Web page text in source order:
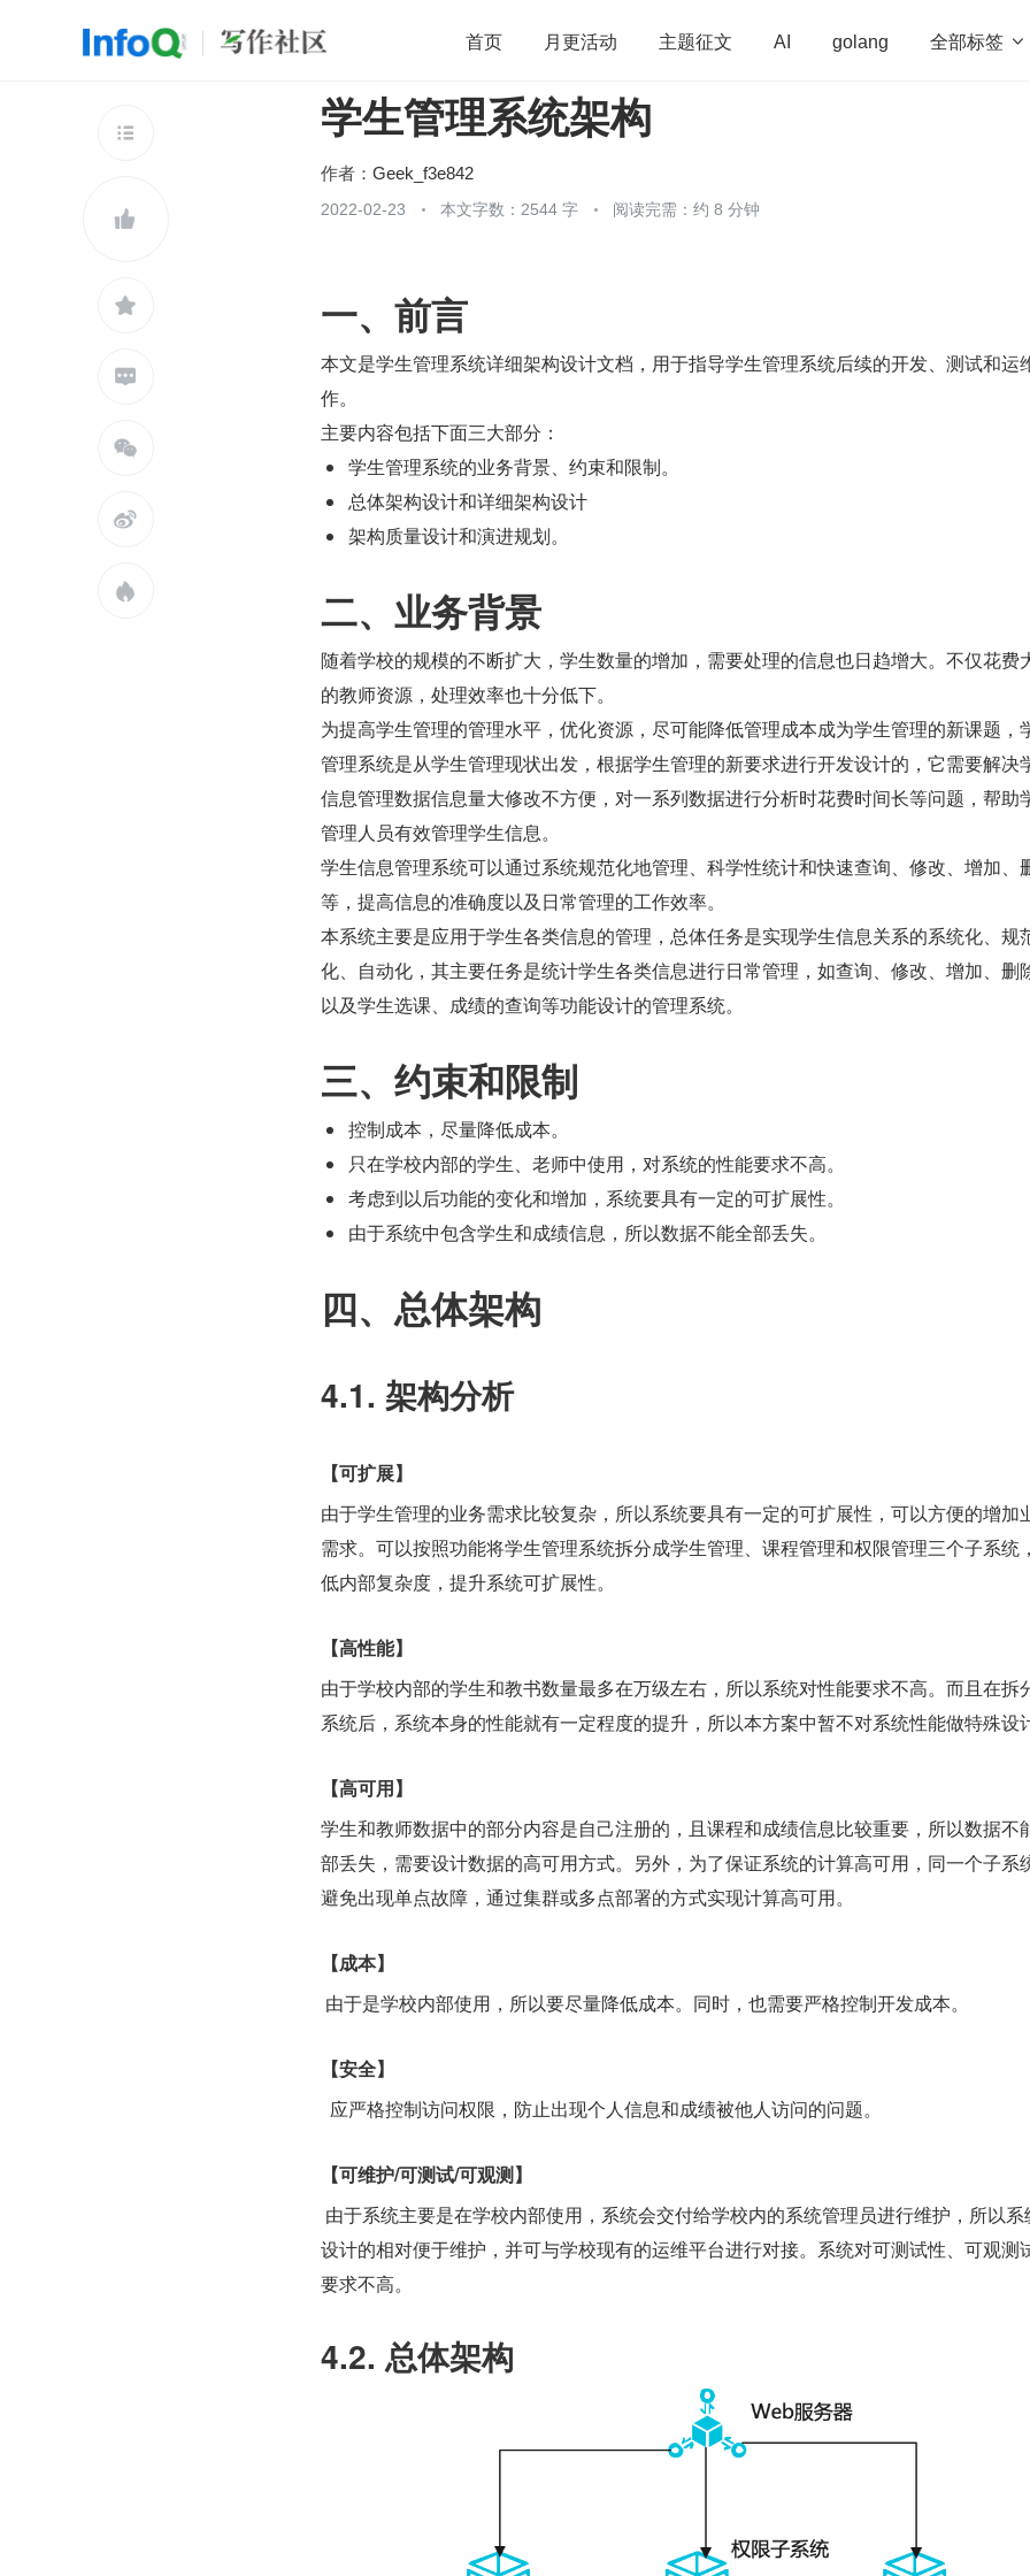
首页 月更活动 主题征文 AI golang 全部标签 
开源 架构 OpenHarmony
查看更多







学生管理系统架构
作者： Geek_f3e842
2022-02-23 本文字数：2544 字 阅读完需：约 8 分钟
一、前言
本文是学生管理系统详细架构设计文档，用于指导学生管理系统后续的开发、测试和运
作。
主要内容包括下面三大部分：
学生管理系统的业务背景、约束和限制。
总体架构设计和详细架构设计
架构质量设计和演进规划。
二、业务背景
随着学校的规模的不断扩大，学生数量的增加，需要处理的信息也日趋增大。不仅花费
的教师资源，处理效率也十分低下。
为提高学生管理的管理水平，优化资源，尽可能降低管理成本成为学生管理的新课题，
管理系统是从学生管理现状出发，根据学生管理的新要求进行开发设计的，它需要解决
信息管理数据信息量大修改不方便，对一系列数据进行分析时花费时间长等问题，帮助
管理人员有效管理学生信息。
学生信息管理系统可以通过系统规范化地管理、科学性统计和快速查询、修改、增加、
等，提高信息的准确度以及日常管理的工作效率。
本系统主要是应用于学生各类信息的管理，总体任务是实现学生信息关系的系统化、规
化、自动化，其主要任务是统计学生各类信息进行日常管理，如查询、修改、增加、删
以及学生选课、成绩的查询等功能设计的管理系统。
三、约束和限制
控制成本，尽量降低成本。
只在学校内部的学生、老师中使用，对系统的性能要求不高。
考虑到以后功能的变化和增加，系统要具有一定的可扩展性。
由于系统中包含学生和成绩信息，所以数据不能全部丢失。
四、总体架构
4.1. 架构分析
【可扩展】
由于学生管理的业务需求比较复杂，所以系统要具有一定的可扩展性，可以方便的增加
需求。可以按照功能将学生管理系统拆分成学生管理、课程管理和权限管理三个子系统
低内部复杂度，提升系统可扩展性。
【高性能】
由于学校内部的学生和教书数量最多在万级左右，所以系统对性能要求不高。而且在拆
系统后，系统本身的性能就有一定程度的提升，所以本方案中暂不对系统性能做特殊设
【高可用】
学生和教师数据中的部分内容是自己注册的，且课程和成绩信息比较重要，所以数据不
部丢失，需要设计数据的高可用方式。另外，为了保证系统的计算高可用，同一个子系
避免出现单点故障，通过集群或多点部署的方式实现计算高可用。
【成本】
由于是学校内部使用，所以要尽量降低成本。同时，也需要严格控制开发成本。
【安全】
应严格控制访问权限，防止出现个人信息和成绩被他人访问的问题。
【可维护/可测试/可观测】
由于系统主要是在学校内部使用，系统会交付给学校内的系统管理员进行维护，所以系
设计的相对便于维护，并可与学校现有的运维平台进行对接。系统对可测试性、可观测
要求不高。
4.2. 总体架构